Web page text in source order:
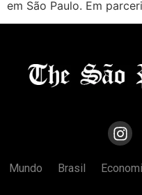
em São Paulo. Em
Mundo Brasil